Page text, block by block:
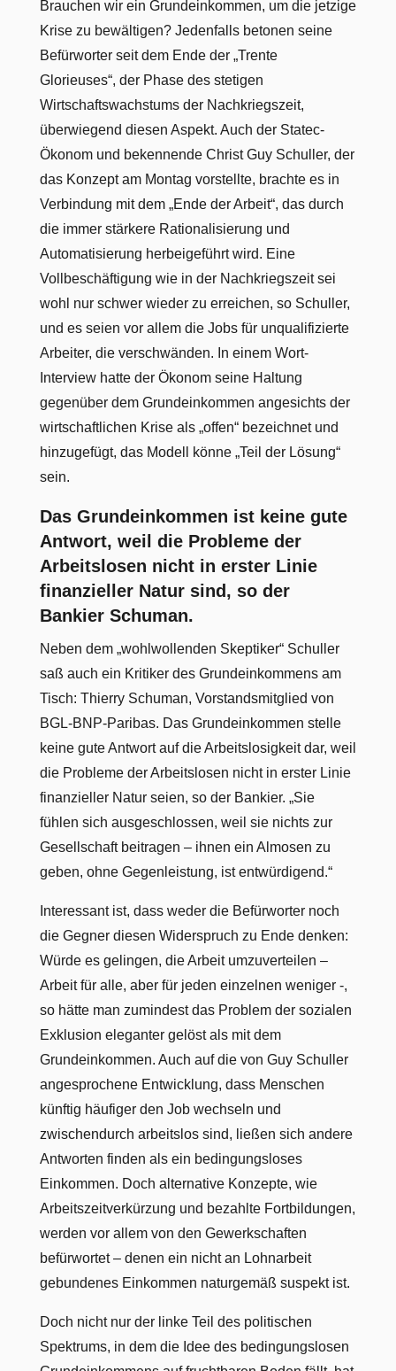
Brauchen wir ein Grundeinkommen, um die jetzige
Krise zu bewältigen? Jedenfalls betonen seine
Befürworter seit dem Ende der „Trente
Glorieuses“, der Phase des stetigen
Wirtschaftswachstums der Nachkriegszeit,
überwiegend diesen Aspekt. Auch der Statec-
Ökonom und bekennende Christ Guy Schuller, der
das Konzept am Montag vorstellte, brachte es in
Verbindung mit dem „Ende der Arbeit“, das durch
die immer stärkere Rationalisierung und
Automatisierung herbeigeführt wird. Eine
Vollbeschäftigung wie in der Nachkriegszeit sei
wohl nur schwer wieder zu erreichen, so Schuller,
und es seien vor allem die Jobs für unqualifizierte
Arbeiter, die verschwänden. In einem Wort-
Interview hatte der Ökonom seine Haltung
gegenüber dem Grundeinkommen angesichts der
wirtschaftlichen Krise als „offen“ bezeichnet und
hinzugefügt, das Modell könne „Teil der Lösung“
sein.
Das Grundeinkommen ist keine gute
Antwort, weil die Probleme der
Arbeitslosen nicht in erster Linie
finanzieller Natur sind, so der
Bankier Schuman.
Neben dem „wohlwollenden Skeptiker“ Schuller
saß auch ein Kritiker des Grundeinkommens am
Tisch: Thierry Schuman, Vorstandsmitglied von
BGL-BNP-Paribas. Das Grundeinkommen stelle
keine gute Antwort auf die Arbeitslosigkeit dar, weil
die Probleme der Arbeitslosen nicht in erster Linie
finanzieller Natur seien, so der Bankier. „Sie
fühlen sich ausgeschlossen, weil sie nichts zur
Gesellschaft beitragen – ihnen ein Almosen zu
geben, ohne Gegenleistung, ist entwürdigend.“
Interessant ist, dass weder die Befürworter noch
die Gegner diesen Widerspruch zu Ende denken:
Würde es gelingen, die Arbeit umzuverteilen –
Arbeit für alle, aber für jeden einzelnen weniger -,
so hätte man zumindest das Problem der sozialen
Exklusion eleganter gelöst als mit dem
Grundeinkommen. Auch auf die von Guy Schuller
angesprochene Entwicklung, dass Menschen
künftig häufiger den Job wechseln und
zwischendurch arbeitslos sind, ließen sich andere
Antworten finden als ein bedingungsloses
Einkommen. Doch alternative Konzepte, wie
Arbeitszeitverkürzung und bezahlte Fortbildungen,
werden vor allem von den Gewerkschaften
befürwortet – denen ein nicht an Lohnarbeit
gebundenes Einkommen naturgemäß suspekt ist.
Doch nicht nur der linke Teil des politischen
Spektrums, in dem die Idee des bedingungslosen